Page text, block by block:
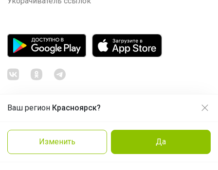
Ваш регион Красноярск?
Изменить Да
Политика конфиденциальности
Cоглашение пользователя
Продолжая использовать этот сайт и нажимая кнопку
Принять